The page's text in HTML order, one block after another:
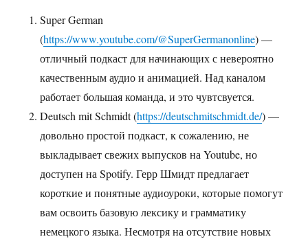
Super German
(https://www.youtube.com/@SuperGermanonline) —
отличный подкаст для начинающих с невероятно
качественным аудио и анимацией. Над каналом
работает большая команда, и это чувтсвуется.
Deutsch mit Schmidt (https://deutschmitschmidt.de/) —
довольно простой подкаст, к сожалению, не
выкладывает свежих выпусков на Youtube, но
доступен на Spotify. Герр Шмидт предлагает
короткие и понятные аудиоуроки, которые помогут
вам освоить базовую лексику и грамматику
немецкого языка. Несмотря на отсутствие новых